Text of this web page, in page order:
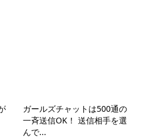
ガールズチャットは500通の
一斉送信OK！ 送信相手を選
んで...